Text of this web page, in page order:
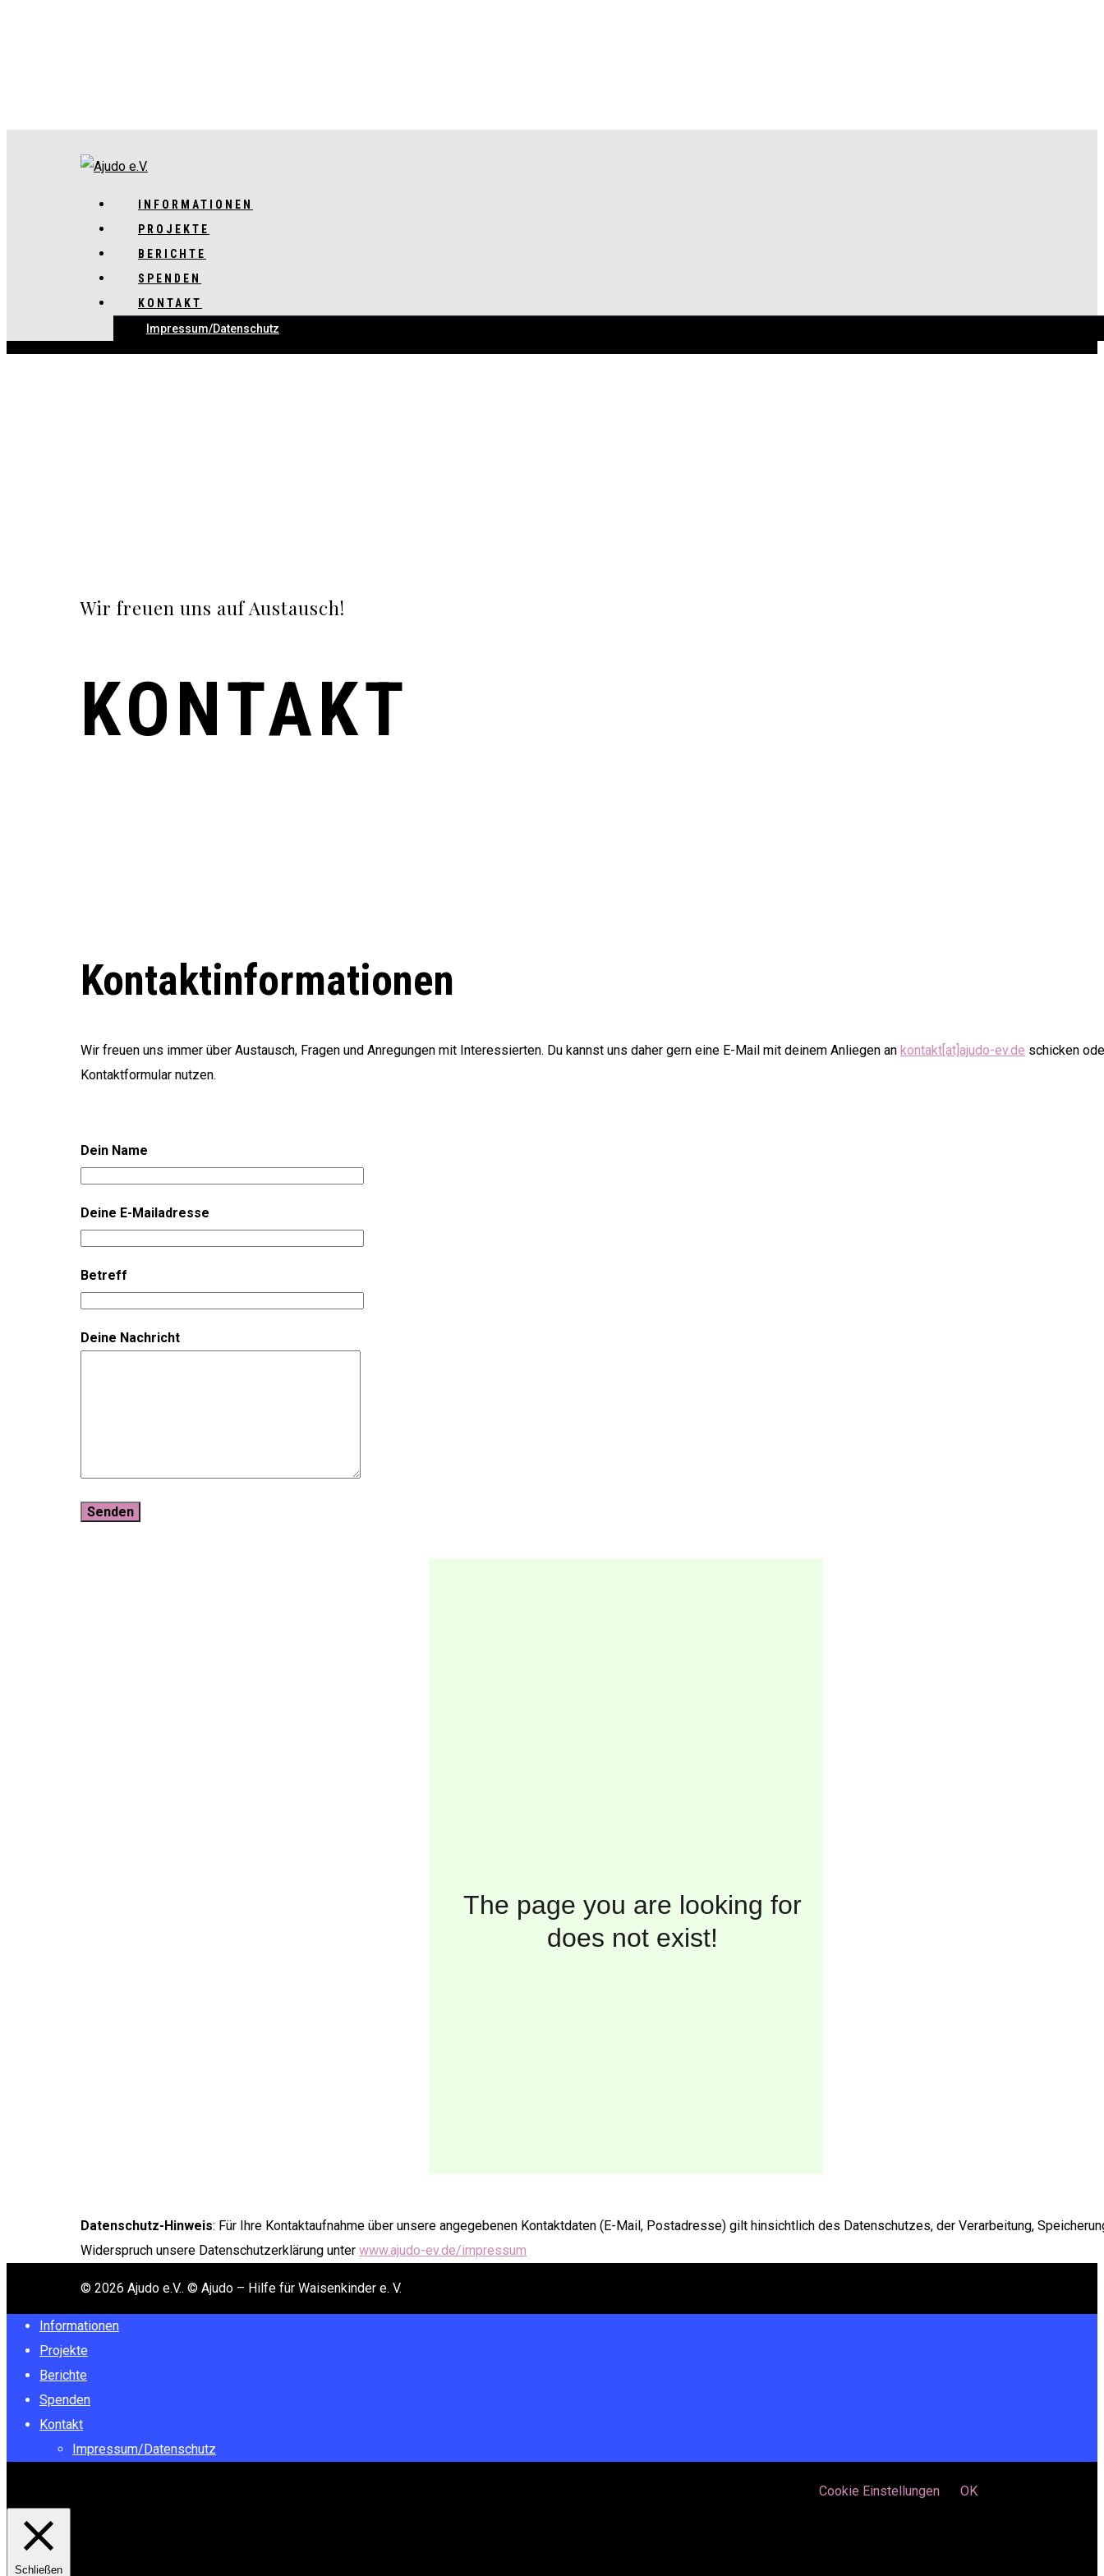
INFORMATIONEN
PROJEKTE
BERICHTE
SPENDEN
KONTAKT
Impressum/Datenschutz
Wir freuen uns auf Austausch!
KONTAKT
Kontaktinformationen
Wir freuen uns immer über Austausch, Fragen und Anregungen mit Interessierten. Du kannst uns daher gern eine E-Mail mit deinem Anliegen an kontakt[at]ajudo-ev.de schicken
Kontaktformular nutzen.
Dein Name
Deine E-Mailadresse
Betreff
Deine Nachricht
Datenschutz-Hinweis: Für Ihre Kontaktaufnahme über unsere angegebenen Kontaktdaten (E-Mail, Postadresse) gilt hinsichtlich des Datenschutzes, der Verarbeitung,
Widerspruch unsere Datenschutzerklärung unter www.ajudo-ev.de/impressum
© 2026 Ajudo e.V.. © Ajudo – Hilfe für Waisenkinder e. V.
Informationen
Projekte
Berichte
Spenden
Kontakt
Impressum/Datenschutz
Cookie Einstellungen OK
Schließen